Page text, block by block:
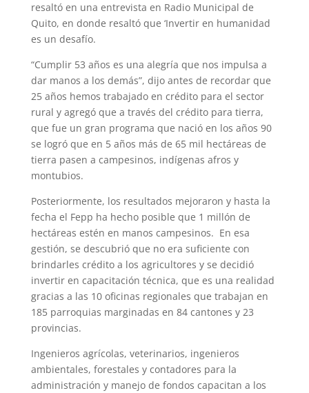
resaltó en una entrevista en Radio Municipal de
Quito, en donde resaltó que ‘Invertir en humanidad
es un desafío.
“Cumplir 53 años es una alegría que nos impulsa a
dar manos a los demás”, dijo antes de recordar que
25 años hemos trabajado en crédito para el sector
rural y agregó que a través del crédito para tierra,
que fue un gran programa que nació en los años 90
se logró que en 5 años más de 65 mil hectáreas de
tierra pasen a campesinos, indígenas afros y
montubios.
Posteriormente, los resultados mejoraron y hasta la
fecha el Fepp ha hecho posible que 1 millón de
hectáreas estén en manos campesinos. En esa
gestión, se descubrió que no era suficiente con
brindarles crédito a los agricultores y se decidió
invertir en capacitación técnica, que es una realidad
gracias a las 10 oficinas regionales que trabajan en
185 parroquias marginadas en 84 cantones y 23
provincias.
Ingenieros agrícolas, veterinarios, ingenieros
ambientales, forestales y contadores para la
administración y manejo de fondos capacitan a los